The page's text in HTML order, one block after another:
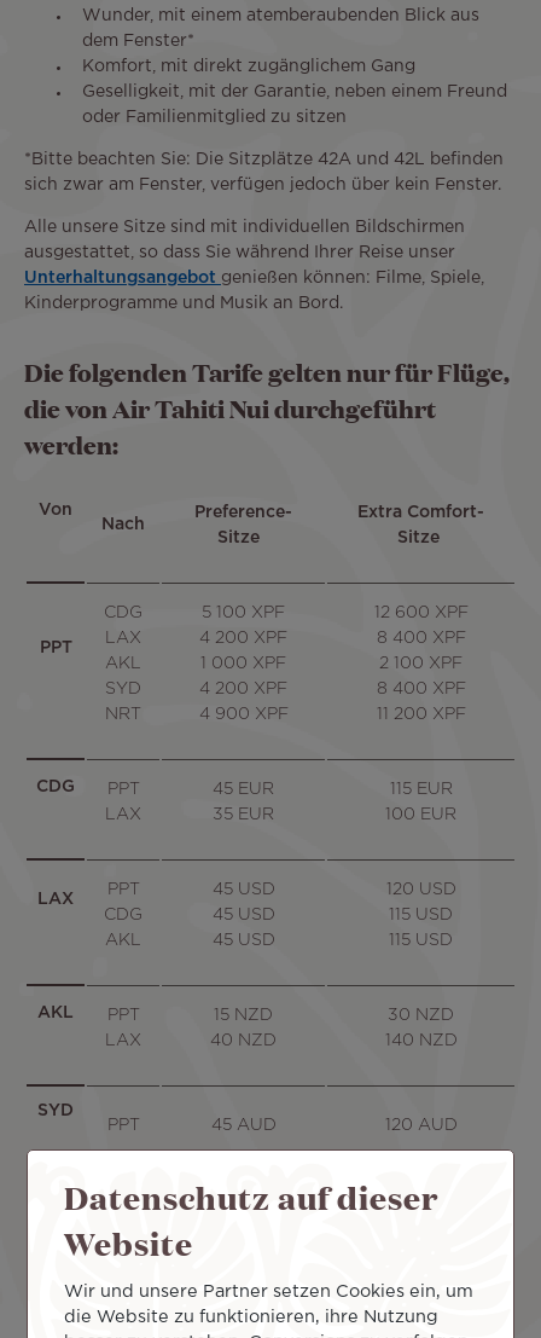
Wunder, mit einem atemberaubenden Blick aus
dem Fenster*
Komfort, mit direkt zugänglichem Gang
Geselligkeit, mit der Garantie, neben einem Freund
oder Familienmitglied zu sitzen
*Bitte beachten Sie: Die Sitzplätze 42A und 42L befinden
sich zwar am Fenster, verfügen jedoch über kein Fenster.
Alle unsere Sitze sind mit individuellen Bildschirmen
ausgestattet, so dass Sie während Ihrer Reise unser
Unterhaltungsangebot genießen können: Filme, Spiele,
Kinderprogramme und Musik an Bord.
Die folgenden Tarife gelten nur für Flüge,
die von Air Tahiti Nui durchgeführt
werden:
Von
Nach
Preference-
Sitze
Extra Comfort-
Sitze
PPT
CDG
LAX
AKL
SYD
NRT
5 100 XPF
4 200 XPF
1 000 XPF
4 200 XPF
4 900 XPF
12 600 XPF
8 400 XPF
2 100 XPF
8 400 XPF
11 200 XPF
CDG
PPT
LAX
45 EUR
35 EUR
115 EUR
100 EUR
LAX
PPT
CDG
AKL
45 USD
45 USD
45 USD
120 USD
115 USD
115 USD
AKL
PPT
LAX
15 NZD
40 NZD
30 NZD
140 NZD
SYD
PPT
45 AUD 120 AUD
NRTDatenschutz auf dieser
Website
Wir und unsere Partner setzen Cookies ein, um
die Website zu funktionieren, ihre Nutzung